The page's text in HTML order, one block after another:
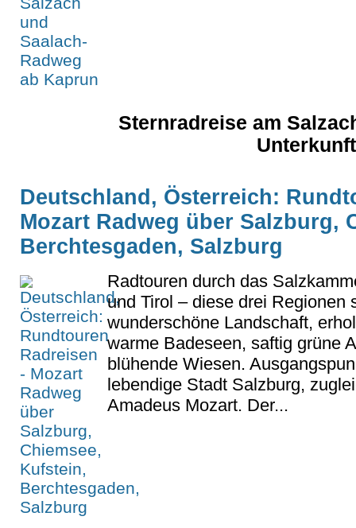
Sternradreise am
Deutschland, Österreich:
Mozart Radweg über Salzburg,
Berchtesgaden, Salzburg
Radtouren durch das
und Tirol – diese drei Regionen
wunderschöne Landschaft,
warme Badeseen, saftig grüne
blühende Wiesen.
lebendige Stadt Salzburg,
Amadeus Mozart. Der...